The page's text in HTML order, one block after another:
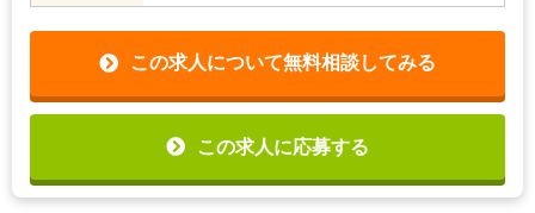
この求人について無料相談してみる
この求人に応募する